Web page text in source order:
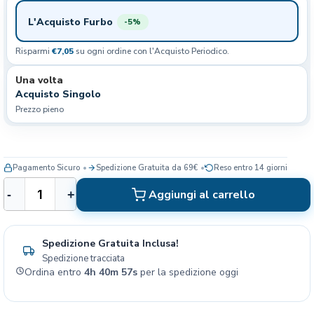
L'Acquisto Furbo -5%
Risparmi €7,05 su ogni ordine con l'Acquisto Periodico.
Una volta
Acquisto Singolo
Prezzo pieno
o
y
C
a
- + Aggiungi al carrello
Pagamento Sicuro Spedizione Gratuita da 69€ Reso entro 14 giorni
Spedizione Gratuita Inclusa!
Spedizione tracciata
Ordina entro 4h 40m 57s per la spedizione oggi